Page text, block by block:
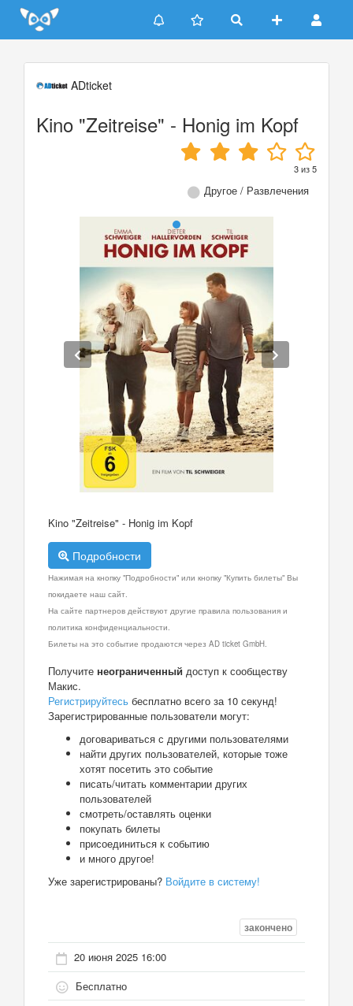
Update cookies preferences
ADticket
Kino "Zeitreise" - Honig im Kopf
3из5
Другое / Развлечения
Kino "Zeitreise" - Honig im Kopf
Подробности
Нажимая на кнопку "Подробности" или кнопку "Купить билеты" Вы
покидаете наш сайт.
На сайте партнеров действуют другие правила пользования и
политика конфиденциальности.
Билеты на это событие продаются через AD ticket GmbH.
Получите неограниченный доступ к сообществу
Макис.
Регистрируйтесь бесплатно всего за 10 секунд!
Зарегистрированные пользователи могут:
договариваться с другими пользователями
найти других пользователей, которые тоже
хотят посетить это событие
писать/читать комментарии других
пользователей
смотреть/оставлять оценки
покупать билеты
присоединиться к событию
и много другое!
Уже зарегистрированы? Войдите в систему!
закончено
20 июня 2025 16:00
Бесплатно